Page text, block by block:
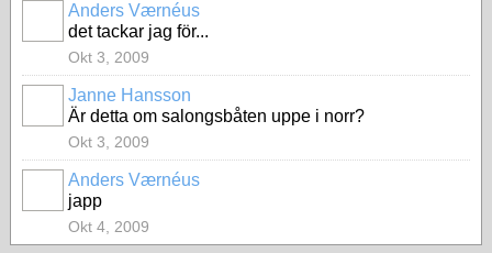
Anders Værnéus
det tackar jag för...
Okt 3, 2009
Janne Hansson
Är detta om salongsbåten uppe i norr?
Okt 3, 2009
Anders Værnéus
japp
Okt 4, 2009